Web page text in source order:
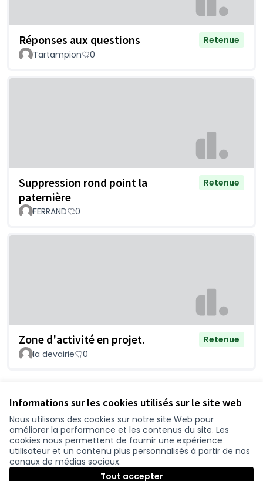
Informations sur les cookies utilisés sur le site web
Nous utilisons des cookies sur notre site Web pour
améliorer la performance et les contenus du site. Les
cookies nous permettent de fournir une expérience
utilisateur et un contenu plus personnalisés à partir de nos
canaux de médias sociaux.
Tout accepter
Réponses aux questions
Retenue
Tartampion
0
Suppression rond point la
paternière
Retenue
FERRAND 0
Zone d'activité en projet.
Retenue
la devairie
0
Conditions d'utilisation
Paramètres des cookies
participer.loire-atlantique.fr sur Facebook
(Lien externe)
participer.loire-atlantique.fr sur Instagram
participer.loire-atlantique.fr sur YouTube
(Lien externe)